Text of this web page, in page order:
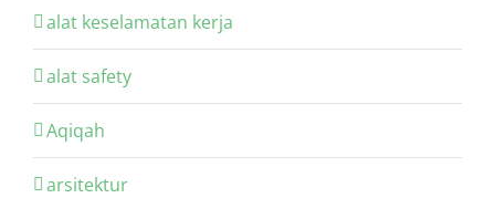
alat keselamatan kerja
alat safety
Aqiqah
arsitektur